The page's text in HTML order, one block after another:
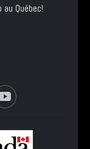
Québec!